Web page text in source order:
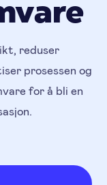
reduser
prosessen og
for å bli en